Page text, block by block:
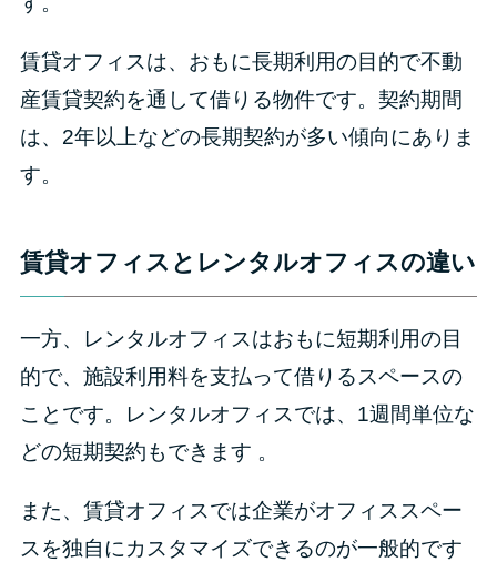
賃貸オフィスは、おもに長期利用の目的で不動
産賃貸契約を通して借りる物件です。契約期間
は、2年以上などの長期契約が多い傾向にありま
す。
賃貸オフィスとレンタルオフィスの違い
一方、レンタルオフィスはおもに短期利用の目
的で、施設利用料を支払って借りるスペースの
ことです。レンタルオフィスでは、1週間単位な
どの短期契約もできます 。
また、賃貸オフィスでは企業がオフィススペー
スを独自にカスタマイズできるのが一般的です